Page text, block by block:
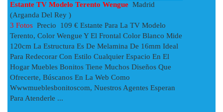
Estante TV Modelo Terento Wengue Madrid
(Arganda Del Rey )
3 Fotos Precio 109 € Estante Para La TV Modelo
Terento, Color Wengue Y El Frontal Color Blanco Mide
120cm La Estructura Es De Melamina De 16mm Ideal
Para Redecorar Con Estilo Cualquier Espacio En El
Hogar Muebles Bonitos Tiene Muchos Diseños Que
Ofrecerte, Búscanos En La Web Como
Wwwmueblesbonitoscom, Nuestros Agentes Esperan
Para Atenderle ...